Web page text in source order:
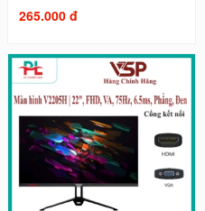
265.000 đ